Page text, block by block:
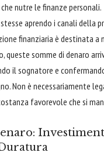
nutre le finanze personali.
aprendo i canali della
finanziaria è destinata a
queste somme di denaro
il sognatore e
Non è necessariamente
favorevole che si